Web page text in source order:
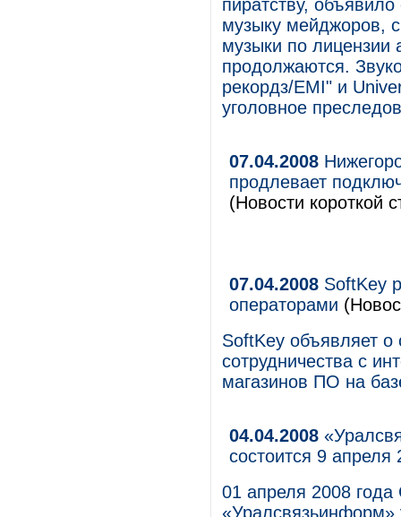
пиратству,
музыку мейджоров,
музыки по
продолжаются.
рекордз/EMI" и
уголовное
07.04.2008
продлевает
(Новости короткой
07.04.2008 SoftKey
операторами
SoftKey объявляет
сотрудничества с
магазинов ПО на
04.04.2008
состоится 9 апреля
01 апреля 2008
«Уралсвязьинформ»